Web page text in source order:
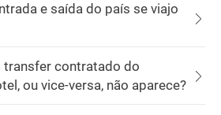
e saída do país se viajo
transfer contratado do
ou vice-versa, não aparece?